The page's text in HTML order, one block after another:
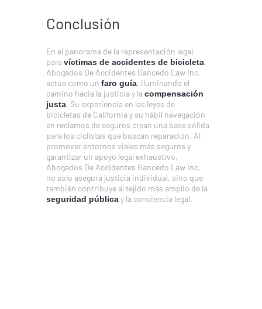
Conclusión
En el panorama de la representación legal
para víctimas de accidentes de bicicleta,
Abogados De Accidentes Gancedo Law Inc.
actúa como un faro guía, iluminando el
camino hacia la justicia y la compensación
justa. Su experiencia en las leyes de
bicicletas de California y su hábil navegación
en reclamos de seguros crean una base sólida
para los ciclistas que buscan reparación. Al
promover entornos viales más seguros y
garantizar un apoyo legal exhaustivo,
Abogados De Accidentes Gancedo Law Inc.
no solo asegura justicia individual, sino que
también contribuye al tejido más amplio de la
seguridad públicay la conciencia legal.